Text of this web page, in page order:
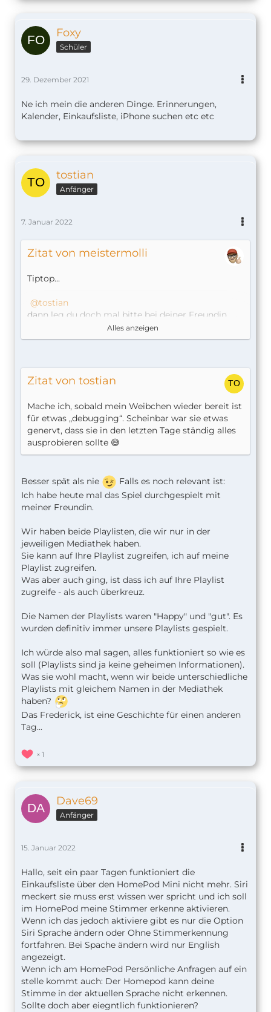
Foxy
Schüler
29. Dezember 2021
Ne ich mein die anderen Dinge. Erinnerungen,
Kalender, Einkaufsliste, iPhone suchen etc etc
tostian
Anfänger
7. Januar 2022
Zitat von meistermolli
Tiptop...
tostian
dann leg du doch mal bitte bei deiner Freundin
eine Playlist mit einfachen Namen an + mit einem
Lied das dir sofort auffällt. Umgekehrt eine neue
Dann erkennt man ja sofort, auf welchen account
Vielleicht benötigt Apple Musik ja noch eine
Freigabe bei Siri?
Bei mir war das zu beginn glaube ich Zufall, dass
Alles anzeigen
Zitat von tostian
Mache ich, sobald mein Weibchen wieder bereit ist
für etwas „debugging“. Scheinbar war sie etwas
genervt, dass sie in den letzten Tage ständig alles
ausprobieren sollte 😅
Besser spät als nie
Falls es noch relevant ist:
Ich habe heute mal das Spiel durchgespielt mit
meiner Freundin.
Wir haben beide Playlisten, die wir nur in der
jeweiligen Mediathek haben.
Sie kann auf Ihre Playlist zugreifen, ich auf meine
Playlist zugreifen.
Was aber auch ging, ist dass ich auf Ihre Playlist
zugreife - als auch überkreuz.
Die Namen der Playlists waren "Happy" und "gut". Es
wurden definitiv immer unsere Playlists gespielt.
Ich würde also mal sagen, alles funktioniert so wie es
soll (Playlists sind ja keine geheimen Informationen).
Was sie wohl macht, wenn wir beide unterschiedliche
Playlists mit gleichem Namen in der Mediathek
haben?
Das Frederick, ist eine Geschichte für einen anderen
Tag...
1
Dave69
Anfänger
15. Januar 2022
Hallo, seit ein paar Tagen funktioniert die
Einkaufsliste über den HomePod Mini nicht mehr. Siri
meckert sie muss erst wissen wer spricht und ich soll
im HomePod meine Stimmer erkenne aktivieren.
Wenn ich das jedoch aktiviere gibt es nur die Option
Siri Sprache ändern oder Ohne Stimmerkennung
fortfahren. Bei Spache ändern wird nur English
angezeigt.
Wenn ich am HomePod Persönliche Anfragen auf ein
stelle kommt auch: Der Homepod kann deine
Stimme in der aktuellen Sprache nicht erkennen.
Sollte doch aber eiegntlich funktionieren?